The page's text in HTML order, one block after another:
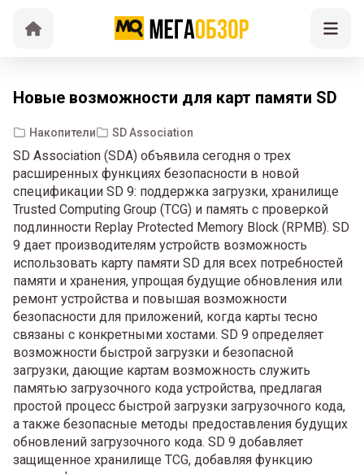
Новые возможности для карт памяти SD
Накопители SD Association
SD Association (SDA) объявила сегодня о трех
расширенных функциях безопасности в новой
спецификации SD 9: поддержка загрузки, хранилище
Trusted Computing Group (TCG) и память с проверкой
подлинности Replay Protected Memory Block (RPMB). SD
9 дает производителям устройств возможность
использовать карту памяти SD для всех потребностей
памяти и хранения, упрощая будущие обновления или
ремонт устройства и повышая возможности
безопасности для приложений, когда карты тесно
связаны с конкретными хостами. SD 9 определяет
возможности быстрой загрузки и безопасной
загрузки, дающие картам возможность служить
памятью загрузочного кода устройства, предлагая
простой процесс быстрой загрузки загрузочного кода,
а также безопасные методы предоставления будущих
обновлений загрузочного кода. SD 9 добавляет
защищенное хранилище TCG, добавляя функцию